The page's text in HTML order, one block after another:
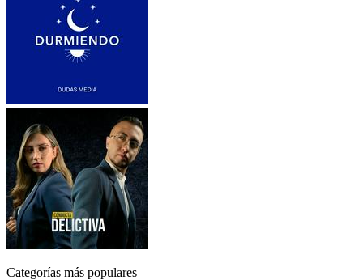
Categorías más populares